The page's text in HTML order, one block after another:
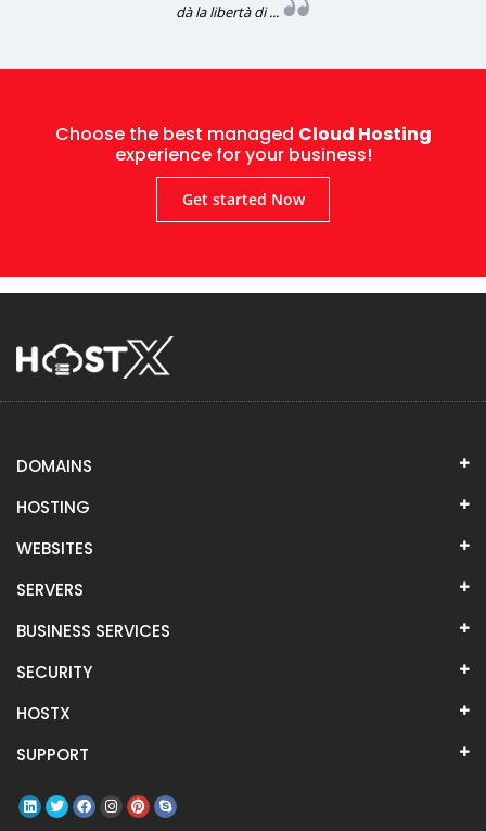
dà la libertà di ...
Choose the best managed Cloud Hosting
experience for your business!
Get started Now
DOMAINS
HOSTING
WEBSITES
SERVERS
BUSINESS SERVICES
SECURITY
HOSTX
SUPPORT